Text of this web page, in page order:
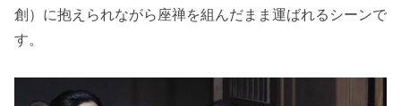
創）に抱えられながら座禅を組んだまま運ばれるシーンで
す。